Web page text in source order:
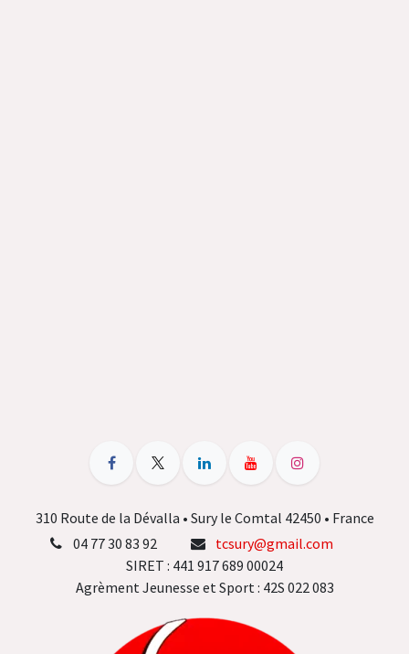
310 Route de la Dévalla • Sury le Comtal 42450 • France
04 77 30 83 92
tcsury@gmail.com
SIRET : 441 917 689 00024
Agrèment Jeunesse et Sport : 42S 022 083